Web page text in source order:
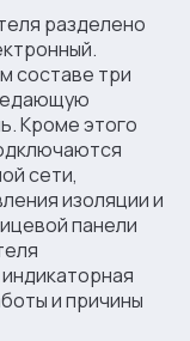
разделено
составе три
Кроме этого
сети,
изоляции и
панели
и причины